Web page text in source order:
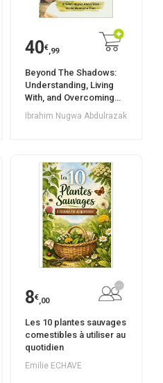
40€,99
Beyond The Shadows:
Understanding, Living
With, and Overcoming
Depression
Ibrahim Nugwa Abdulrazak
8€,00
Les 10 plantes sauvages
comestibles à utiliser au
quotidien
Emilie ECHAVE